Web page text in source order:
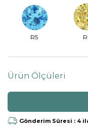
R5
Ürün Ölçüleri
Gönderim Süresi : 4